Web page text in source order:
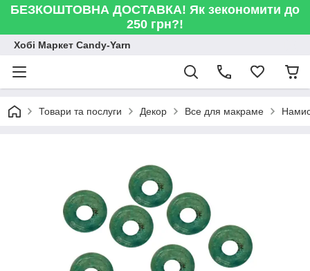
БЕЗКОШТОВНА ДОСТАВКА! Як зекономити до
250 грн?!
Хобі Маркет Candy-Yarn
Товари та послуги Декор Все для макраме